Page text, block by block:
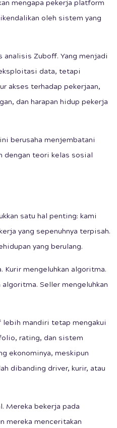
mengapa pekerja platform
oleh sistem yang
analisis Zuboff. Yang menjadi
data, tetapi
akses terhadap pekerjaan,
dan harapan hidup pekerja
berusaha menjembatani
dengan teori kelas sosial
satu hal penting: kami
yang sepenuhnya terpisah.
yang berulang.
Kurir mengeluhkan algoritma.
Seller mengeluhkan
lebih mandiri tetap mengakui
rating, dan sistem
ekonominya, meskipun
dibanding driver, kurir, atau
Mereka bekerja pada
mereka menceritakan